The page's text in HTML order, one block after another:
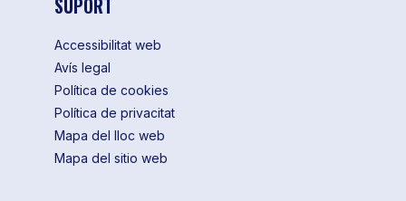
Accessibilitat web
Avís legal
Política de cookies
Política de privacitat
Mapa del lloc web
Mapa del sitio web